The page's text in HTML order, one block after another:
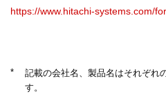
https://www.hitachi-systems.com/
*
記載の会社名、製品名はそれぞれ
す。